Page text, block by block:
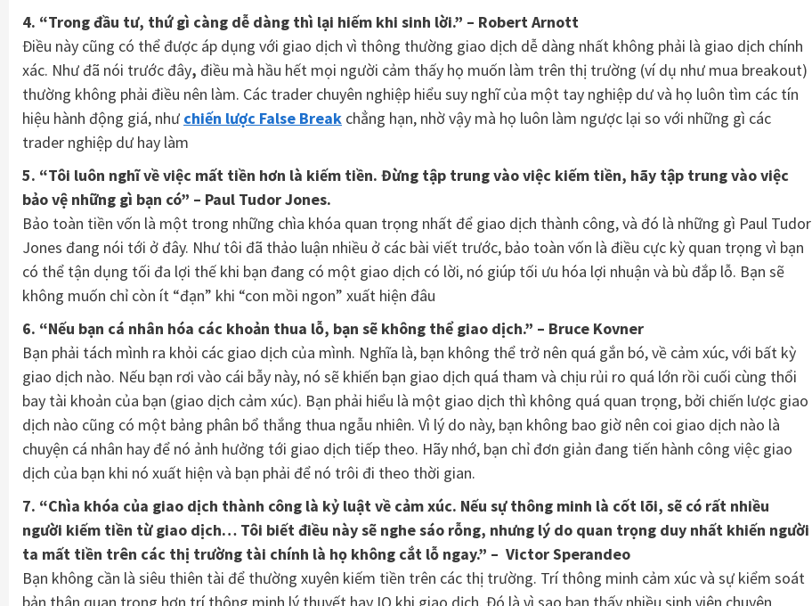
4. “Trong đầu tư, thứ gì càng dễ dàng thì lại hiếm khi sinh lời.” – Robert Arnott
Điều này cũng có thể được áp dụng với giao dịch vì thông thường giao dịch dễ dàng nhất không phải là giao dịch chính
xác. Như đã nói trước đây, điều mà hầu hết mọi người cảm thấy họ muốn làm trên thị trường (ví dụ như mua breakout)
thường không phải điều nên làm. Các trader chuyên nghiệp hiểu suy nghĩ của một tay nghiệp dư và họ luôn tìm các tín
hiệu hành động giá, như chiến lược False Break chẳng hạn, nhờ vậy mà họ luôn làm ngược lại so với những gì các
trader nghiệp dư hay làm
5. “Tôi luôn nghĩ về việc mất tiền hơn là kiếm tiền. Đừng tập trung vào việc kiếm tiền, hãy tập trung vào việc
bảo vệ những gì bạn có” – Paul Tudor Jones.
Bảo toàn tiền vốn là một trong những chìa khóa quan trọng nhất để giao dịch thành công, và đó là những gì Paul Tudor
Jones đang nói tới ở đây. Như tôi đã thảo luận nhiều ở các bài viết trước, bảo toàn vốn là điều cực kỳ quan trọng vì bạn
có thể tận dụng tối đa lợi thế khi bạn đang có một giao dịch có lời, nó giúp tối ưu hóa lợi nhuận và bù đắp lỗ. Bạn sẽ
không muốn chỉ còn ít “đạn” khi “con mồi ngon” xuất hiện đâu
6. “Nếu bạn cá nhân hóa các khoản thua lỗ, bạn sẽ không thể giao dịch.” – Bruce Kovner
Bạn phải tách mình ra khỏi các giao dịch của mình. Nghĩa là, bạn không thể trở nên quá gắn bó, về cảm xúc, với bất kỳ
giao dịch nào. Nếu bạn rơi vào cái bẫy này, nó sẽ khiến bạn giao dịch quá tham và chịu rủi ro quá lớn rồi cuối cùng thổi
bay tài khoản của bạn (giao dịch cảm xúc). Bạn phải hiểu là một giao dịch thì không quá quan trọng, bởi chiến lược giao
dịch nào cũng có một bảng phân bổ thắng thua ngẫu nhiên. Vì lý do này, bạn không bao giờ nên coi giao dịch nào là
chuyện cá nhân hay để nó ảnh hưởng tới giao dịch tiếp theo. Hãy nhớ, bạn chỉ đơn giản đang tiến hành công việc giao
dịch của bạn khi nó xuất hiện và bạn phải để nó trôi đi theo thời gian.
7. “Chìa khóa của giao dịch thành công là kỷ luật về cảm xúc. Nếu sự thông minh là cốt lõi, sẽ có rất nhiều
người kiếm tiền từ giao dịch… Tôi biết điều này sẽ nghe sáo rỗng, nhưng lý do quan trọng duy nhất khiến người
ta mất tiền trên các thị trường tài chính là họ không cắt lỗ ngay.” – Victor Sperandeo
Bạn không cần là siêu thiên tài để thường xuyên kiếm tiền trên các thị trường. Trí thông minh cảm xúc và sự kiểm soát